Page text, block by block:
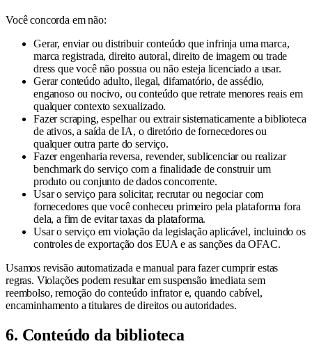
Você concorda em não:
Gerar, enviar ou distribuir conteúdo que infrinja uma marca,
marca registrada, direito autoral, direito de imagem ou trade
dress que você não possua ou não esteja licenciado a usar.
Gerar conteúdo adulto, ilegal, difamatório, de assédio,
enganoso ou nocivo, ou conteúdo que retrate menores reais em
qualquer contexto sexualizado.
Fazer scraping, espelhar ou extrair sistematicamente a biblioteca
de ativos, a saída de IA, o diretório de fornecedores ou
qualquer outra parte do serviço.
Fazer engenharia reversa, revender, sublicenciar ou realizar
benchmark do serviço com a finalidade de construir um
produto ou conjunto de dados concorrente.
Usar o serviço para solicitar, recrutar ou negociar com
fornecedores que você conheceu primeiro pela plataforma fora
dela, a fim de evitar taxas da plataforma.
Usar o serviço em violação da legislação aplicável, incluindo os
controles de exportação dos EUA e as sanções da OFAC.
Usamos revisão automatizada e manual para fazer cumprir estas
regras. Violações podem resultar em suspensão imediata sem
reembolso, remoção do conteúdo infrator e, quando cabível,
encaminhamento a titulares de direitos ou autoridades.
6. Conteúdo da biblioteca